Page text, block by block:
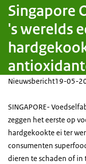
Singapore
's werelds
Nieuwsbericht19-05-
SINGAPORE-
zeggen het eerste op
hardgekookte ei ter
consumenten
dieren te schaden of